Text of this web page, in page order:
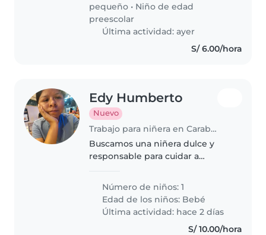
pequeño • Niño de edad
preescolar
Última actividad: ayer
S/ 6.00/hora
Edy Humberto
Nuevo
Trabajo para niñera en Carabayllo
Buscamos una niñera dulce y
responsable para cuidar a
Que disfrute jugando, dando
biberón y estableciendo rutinas
agradables. Ideal quien se sienta
cómoda..
Número de niños: 1
Edad de los niños: Bebé
Última actividad: hace 2 días
S/ 10.00/hora